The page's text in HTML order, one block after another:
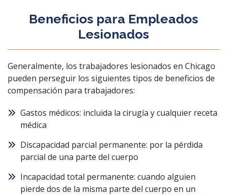
Beneficios para Empleados
Lesionados
Generalmente, los trabajadores lesionados en Chicago
pueden perseguir los siguientes tipos de beneficios de
compensación para trabajadores:
Gastos médicos: incluida la cirugía y cualquier receta
médica
Discapacidad parcial permanente: por la pérdida
parcial de una parte del cuerpo
Incapacidad total permanente: cuando alguien
pierde dos de la misma parte del cuerpo en un